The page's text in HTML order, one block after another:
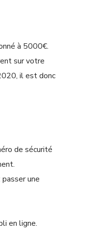
à 5000€.
sur votre
il est donc
de sécurité
une
en ligne.